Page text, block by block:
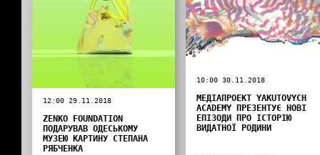
10:00 30.11.2018
МЕДІАПРОЕКТ YAKUTOVYCH
ACADEMY ПРЕЗЕНТУЄ НОВІ
ЕПІЗОДИ ПРО ІСТОРІЮ
ВИДАТНОЇ РОДИНИ
12:00 29.11.2018
ZENKO FOUNDATION
ПОДАРУВАВ ОДЕСЬКОМУ
МУЗЕЮ КАРТИНУ СТЕПАНА
РЯБЧЕНКА